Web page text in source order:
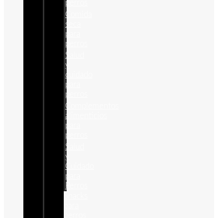
perros
Comida
seca
para
perros
Salud
y
cuidado
para
perros
Complementos
alimenticios
para
perros
Salud
y
Cuidado
para
Perros